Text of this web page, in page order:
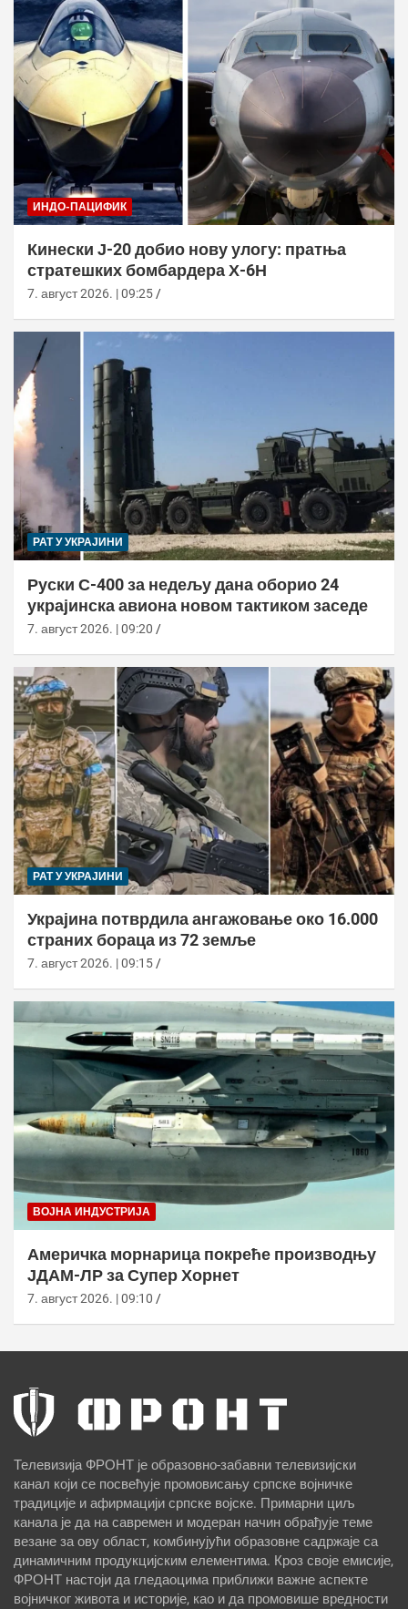
ИНДО-ПАЦИФИК
Кинески Ј-20 добио нову улогу: пратња
стратешких бомбардера Х-6Н
7. август 2026. | 09:25
РАТ У УКРАЈИНИ
Руски С-400 за недељу дана оборио 24
украјинска авиона новом тактиком заседе
7. август 2026. | 09:20
РАТ У УКРАЈИНИ
Украјина потврдила ангажовање око 16.000
страних бораца из 72 земље
7. август 2026. | 09:15
ВОЈНА ИНДУСТРИЈА
Америчка морнарица покреће производњу
ЈДАМ-ЛР за Супер Хорнет
7. август 2026. | 09:10
Телевизија ФРОНТ је образовно-забавни телевизијски
канал који се посвећује промовисању српске војничке
традиције и афирмацији српске војске. Примарни циљ
канала је да на савремен и модеран начин обрађује теме
везане за ову област, комбинујући образовне садржаје са
динамичним продукцијским елементима. Кроз своје емисије,
ФРОНТ настоји да гледаоцима приближи важне аспекте
војничког живота и историје, као и да промовише вредности